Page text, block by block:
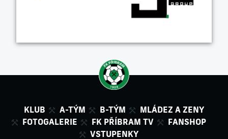
KLUB A-TÝM B-TÝM
MLÁDEZ A ZENY
FOTOGALERIE
FK PŘÍBRAM TV
FANSHOP
VSTUPENKY